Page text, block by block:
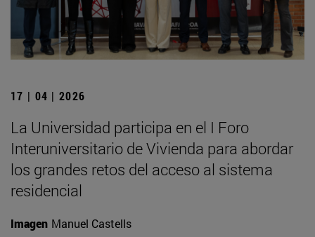
17 | 04 | 2026
La Universidad participa en el I Foro
Interuniversitario de Vivienda para abordar
los grandes retos del acceso al sistema
residencial
Imagen Manuel Castells